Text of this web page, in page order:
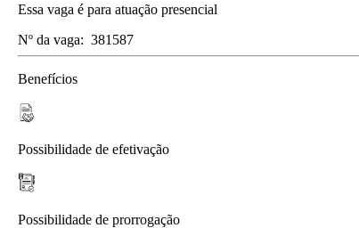
Essa vaga é para atuação presencial
Nº da vaga: 381587
Benefícios
Possibilidade de efetivação
Possibilidade de prorrogação